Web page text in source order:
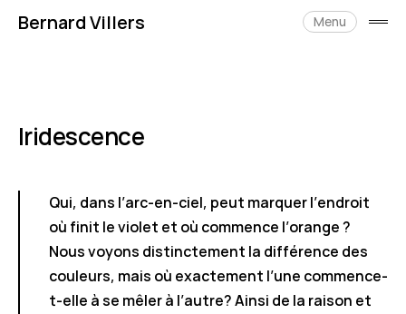
Bernard Villers Menu
Iridescence
2022
Qui, dans l’arc-en-ciel, peut marquer l’endroit
où finit le violet et où commence l’orange ?
Nous voyons distinctement la différence des
couleurs, mais où exactement l’une commence-
t-elle à se mêler à l’autre? Ainsi de la raison et